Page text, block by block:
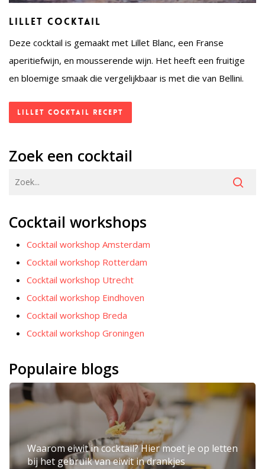
Lillet cocktail
Deze cocktail is gemaakt met Lillet Blanc, een Franse
aperitiefwijn, en mousserende wijn. Het heeft een fruitige
en bloemige smaak die vergelijkbaar is met die van Bellini.
Lillet cocktail recept
Zoek een cocktail
Cocktail workshops
Cocktail workshop Amsterdam
Cocktail workshop Rotterdam
Cocktail workshop Utrecht
Cocktail workshop Eindhoven
Cocktail workshop Breda
Cocktail workshop Groningen
Populaire blogs
Waarom eiwit in cocktail? Hier moet je op letten
bij het gebruik van eiwit in drankjes